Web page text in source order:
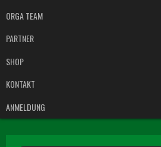
ORGA TEAM
PARTNER
SHOP
KONTAKT
ANMELDUNG